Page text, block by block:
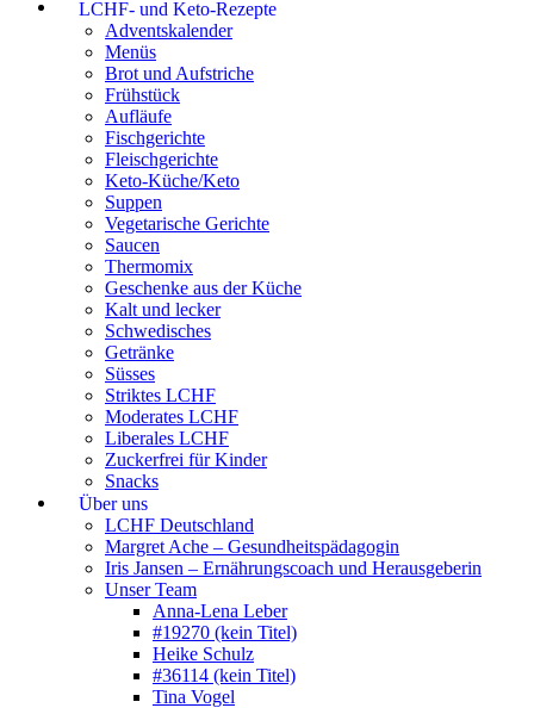
LCHF- und Keto-Rezepte
Adventskalender
Menüs
Brot und Aufstriche
Frühstück
Aufläufe
Fischgerichte
Fleischgerichte
Keto-Küche/Keto
Suppen
Vegetarische Gerichte
Saucen
Thermomix
Geschenke aus der Küche
Kalt und lecker
Schwedisches
Getränke
Süsses
Striktes LCHF
Moderates LCHF
Liberales LCHF
Zuckerfrei für Kinder
Snacks
Über uns
LCHF Deutschland
Margret Ache – Gesundheitspädagogin
Iris Jansen – Ernährungscoach und Herausgeberin
Unser Team
Anna-Lena Leber
#19270 (kein Titel)
Heike Schulz
#36114 (kein Titel)
Tina Vogel